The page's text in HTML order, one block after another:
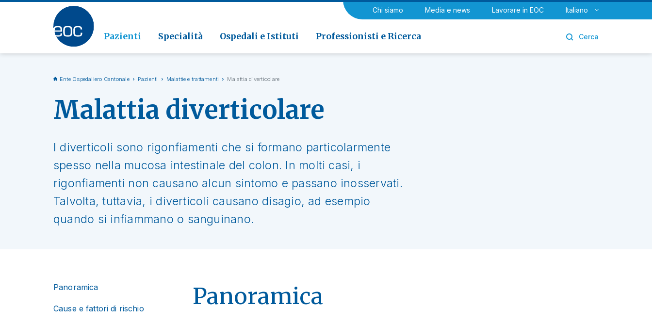
Chi siamo Media e news Lavorare in EOC Italiano
Pazienti Specialità Ospedali e Istituti Professionisti e Ricerca Cerca
Vai alla sezione
Medicina riabilitativa
Neurologia e Neurochirurgia Urologia
Clinica di Riabilitazione EOC, Novaggio
Patologia
Ente Ospedaliero Cantonale Pazienti Malattie e trattamenti Malattia diverticolare
Malattia diverticolare
I diverticoli sono rigonfiamenti che si formano particolarmente
spesso nella mucosa intestinale del colon. In molti casi, i
rigonfiamenti non causano alcun sintomo e passano inosservati.
Talvolta, tuttavia, i diverticoli causano disagio, ad esempio
quando si infiammano o sanguinano.
Panoramica
Cause e fattori di rischio Panoramica